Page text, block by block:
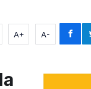
A+ A-